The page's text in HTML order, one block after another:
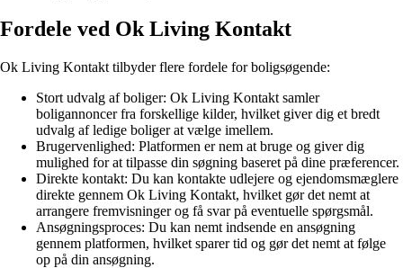
Fordele ved Ok Living Kontakt
Ok Living Kontakt tilbyder flere fordele for boligsøgende:
Stort udvalg af boliger: Ok Living Kontakt samler
boligannoncer fra forskellige kilder, hvilket giver dig et bredt
udvalg af ledige boliger at vælge imellem.
Brugervenlighed: Platformen er nem at bruge og giver dig
mulighed for at tilpasse din søgning baseret på dine præferencer.
Direkte kontakt: Du kan kontakte udlejere og ejendomsmæglere
direkte gennem Ok Living Kontakt, hvilket gør det nemt at
arrangere fremvisninger og få svar på eventuelle spørgsmål.
Ansøgningsproces: Du kan nemt indsende en ansøgning
gennem platformen, hvilket sparer tid og gør det nemt at følge
op på din ansøgning.